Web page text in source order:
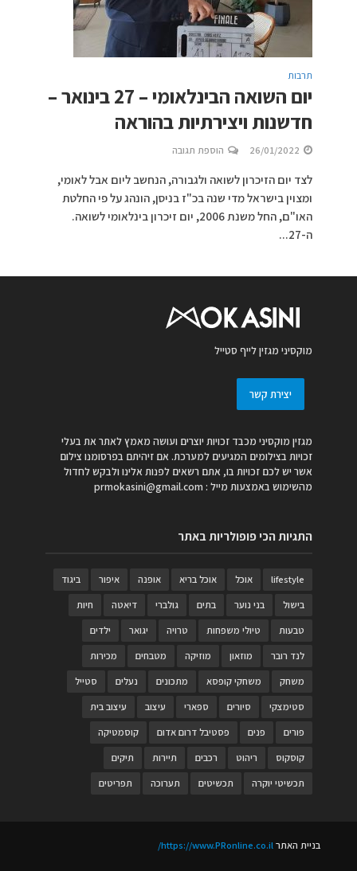
תרבות
יום השואה הבינלאומי – 27 בינואר –
חדשנות ויצירתיות בהוראה
26/01/2022 הוספת תגובה
לצד יום הזיכרון לשואה ולגבורה, הנחשב ליום אבל לאומי,
ומצוין בישראל מדי שנה בכ"ז בניסן, הונהג על פי החלטת
האו"ם, החל משנת 2006, יום זיכרון בינלאומי לשואה.
ה-27...
מוקסיני מגזין לייף סטייל
יצירת קשר
מגזין מוקסיני מכבד זכויות יוצרים ועושה מאמץ לאתר את בעלי
זכויות בצילומים המגיעים למערכת. אם זיהיתם בפרסומנו צילום
אשר יש לכם זכויות בו, אתם רשאים לפנות אלינו ולבקש לחדול
מהשימוש באמצעות מייל : prmokasini@gmail.com
התגיות הכי פופולריות באתר
lifestyle אוכל אוכל בריא אופנה איפור
ביגוד
בישול
בני נוער בתים גולברי דיאטה
חיות
טבעות
טיולי משפחות טרויה יגואר
ילדים
לנד רובר
מוזאון מוזיקה מטבחים
מכירות
משחק
משחקי קופסא מתכונים נעלים
סטייל
סטימצקי
סיורים ספארי עיצוב
עיצוב בית
פורים
פנים פסטיבל דרום אדום
קוסמטיקה
קוסקוס
ריהוט רכבים תיירות
תיקים
תכשיטי יוקרה
תכשיטים תערוכה תפריטים
בניית האתרhttps://www.PRonline.co.il/